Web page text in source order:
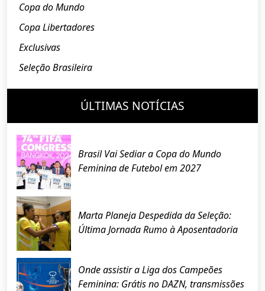
Copa do Mundo
Copa Libertadores
Exclusivas
Seleção Brasileira
ÚLTIMAS NOTÍCIAS
Brasil Vai Sediar a Copa do Mundo
Feminina de Futebol em 2027
Marta Planeja Despedida da Seleção:
Última Jornada Rumo à Aposentadoria
Onde assistir a Liga dos Campeões
Feminina: Grátis no DAZN, transmissões